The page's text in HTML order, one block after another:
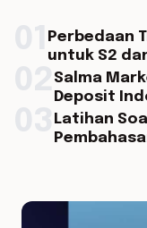
Perbedaan
untuk S2
Salma
Deposit
Latihan